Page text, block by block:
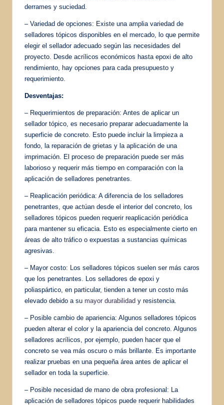
derrames y suciedad.
– Variedad de opciones: Existe una amplia variedad de
selladores tópicos disponibles en el mercado, lo que permite
elegir el sellador adecuado según las necesidades del
proyecto. Desde acrílicos económicos hasta epoxi de alto
rendimiento, hay opciones para cada presupuesto y
requerimiento.
Desventajas:
– Requerimientos de preparación: Antes de aplicar un
sellador tópico, es necesario preparar adecuadamente la
superficie de concreto. Esto puede incluir la limpieza a
fondo, la reparación de grietas y la aplicación de una
imprimación. El proceso de preparación puede ser más
laborioso y requerir más tiempo en comparación con la
aplicación de selladores penetrantes.
– Reaplicación periódica: A diferencia de los selladores
penetrantes, que actúan desde el interior del concreto, los
selladores tópicos pueden requerir reaplicación periódica
para mantener su eficacia. Esto es especialmente cierto en
áreas de alto tráfico o expuestas a sustancias químicas
agresivas.
– Mayor costo: Los selladores tópicos suelen ser más caros
que los penetrantes. Los selladores de epoxi y
poliaspártico, en particular, tienden a tener un costo más
elevado debido a su mayor durabilidad y resistencia.
– Posible cambio de apariencia: Algunos selladores tópicos
pueden alterar el color y la apariencia del concreto. Algunos
selladores acrílicos, por ejemplo, pueden hacer que el
concreto se vea más oscuro o más brillante. Es importante
realizar pruebas en una pequeña área antes de aplicar el
sellador en toda la superficie.
– Posible necesidad de mano de obra profesional: La
aplicación de selladores tópicos puede requerir habilidades